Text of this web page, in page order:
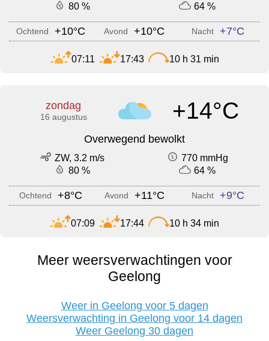
80 %
64 %
Ochtend +10°C Avond +10°C Nacht +7°C
07:11 17:43 10 h 31 min
zondag
16 augustus +14°C
Overwegend bewolkt
ZW, 3.2 m/s
770 mmHg
80 %
64 %
Ochtend +8°C Avond +11°C Nacht +9°C
07:09 17:44 10 h 34 min
Meer weersverwachtingen voor
Geelong
Weer in Geelong voor 5 dagen
Weersverwachting in Geelong voor 14 dagen
Weer Geelong 30 dagen